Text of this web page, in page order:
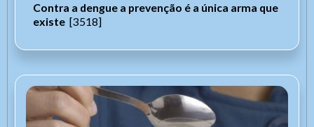
Contra a dengue a prevenção é a única arma que
existe [3518]